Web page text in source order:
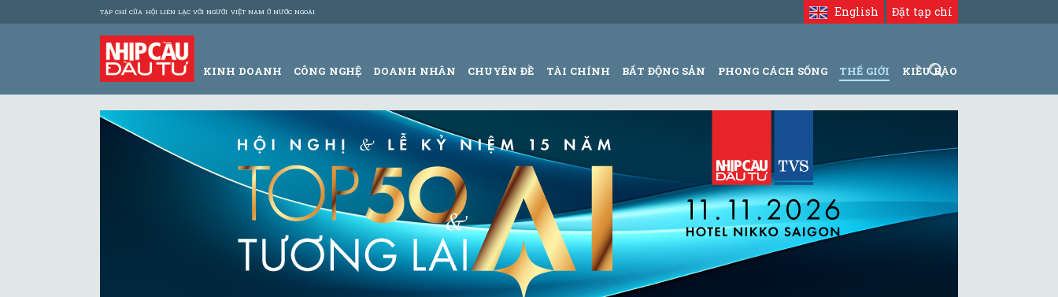
TẠP CHÍ CỦA HỘI LIÊN LẠC VỚI NGƯỜI VIỆT NAM Ở NƯỚC NGOÀI Đặt tạp chí
English
KINH DOANH CÔNG NGHỆ DOANH NHÂN CHUYÊN ĐỀ TÀI CHÍNH BẤT ĐỘNG SẢN PHONG CÁCH SỐNG THẾ GIỚI KIỀU BÀO